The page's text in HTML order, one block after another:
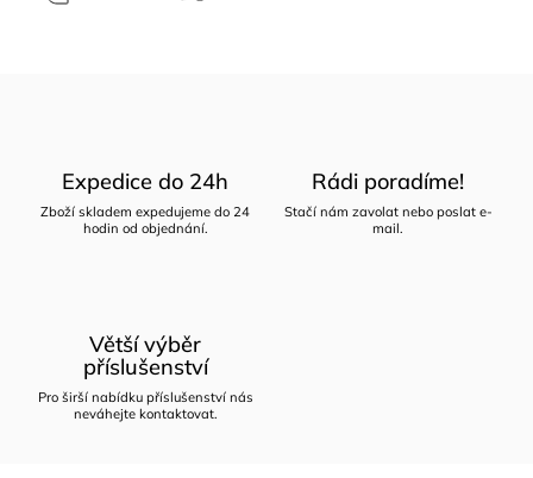
Expedice do 24h
Zboží skladem expedujeme do 24
hodin od objednání.
Rádi poradíme!
Stačí nám zavolat nebo poslat e-
mail.
Větší výběr
příslušenství
Pro širší nabídku příslušenství nás
neváhejte kontaktovat.